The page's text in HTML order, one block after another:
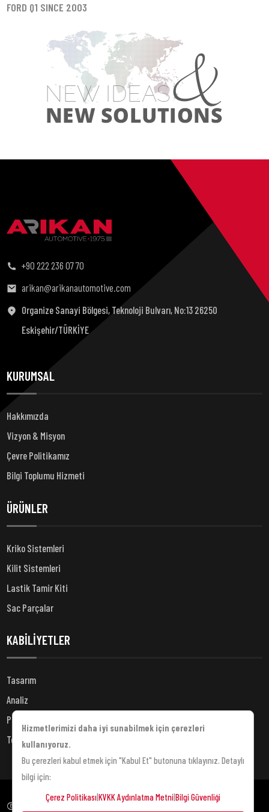
FORD Q1 SINCE 2003
+90 222 236 07 70
arikan@arikanautomotive.com
Organize Sanayi Bölgesi, Teknoloji Bulvarı, No:13 26250
Eskişehir/TÜRKİYE
KURUMSAL
Hakkımızda
Vizyon & Misyon
Çevre Politikamız
Bilgi Toplumu Hizmeti
ÜRÜNLER
Kriko Sistemleri
Kilit Sistemleri
Lastik Tamir Kiti
Sac Parçalar
KABİLİYETLER
Tasarım
Analiz
Prototip
Test
© Copyright 2023 by ARIKAN AUTOMOTIVE
Hizmetlerimizi daha iyi sunabilmek için çerezleri
kullanıyoruz.
Bu çerezleri kabul etmek için "Kabul Et" butonuna tıklayınız. Detaylı
bilgi için:
Çerez Politikası|KVKK Aydınlatma Metni|Bilgi Güvenliği